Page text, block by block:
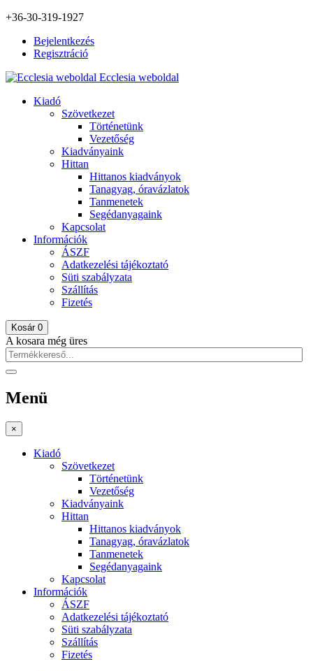
+36-30-319-1927
Bejelentkezés
Regisztráció
Ecclesia weboldal
Kiadó
Szövetkezet
Történetünk
Vezetőség
Kiadványaink
Hittan
Hittanos kiadványok
Tanagyag, óravázlatok
Tanmenetek
Segédanyagaink
Kapcsolat
Információk
ÁSZF
Adatkezelési tájékoztató
Süti szabályzata
Szállítás
Fizetés
Kosár 0
A kosara még üres
Menü
×
Kiadó
Szövetkezet
Történetünk
Vezetőség
Kiadványaink
Hittan
Hittanos kiadványok
Tanagyag, óravázlatok
Tanmenetek
Segédanyagaink
Kapcsolat
Információk
ÁSZF
Adatkezelési tájékoztató
Süti szabályzata
Szállítás
Fizetés